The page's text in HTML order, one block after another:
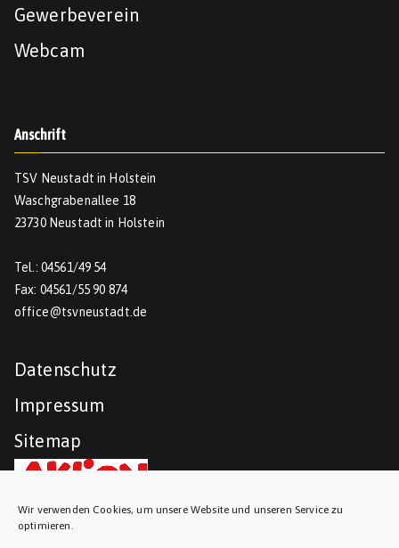
Wir verwenden Cookies, um unsere Website und unseren Service zu
optimieren.
Gewerbeverein
Webcam
Anschrift
TSV Neustadt in Holstein
Waschgrabenallee 18
23730 Neustadt in Holstein
Tel.: 04561/49 54
Fax: 04561/55 90 874
office@tsvneustadt.de
Datenschutz
Impressum
Sitemap